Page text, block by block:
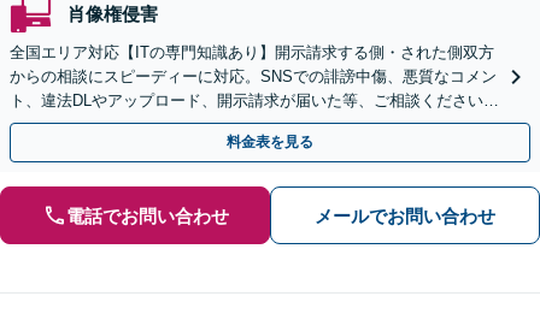
肖像権侵害
全国エリア対応【ITの専門知識あり】開示請求する側・された側双方
からの相談にスピーディーに対応。SNSでの誹謗中傷、悪質なコメン
ト、違法DLやアップロード、開示請求が届いた等、ご相談ください
【WEB面談OK&解決実績豊富】【千葉中央駅4分】
料金表を見る
電話でお問い合わせ メールでお問い合わせ